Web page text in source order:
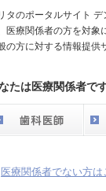
タのポータルサイト
医療関係者の方を対象
の方に対する情報提供
たは医療関係者で
医療関係者でない方は
の摘要
表示され
消去後、